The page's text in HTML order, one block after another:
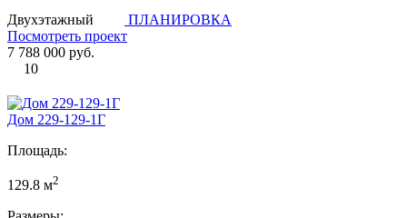
Двухэтажный
ПЛАНИРОВКА
Посмотреть проект
7 788 000 руб.
10
Дом 229-129-1Г
Площадь:
129.8 м2